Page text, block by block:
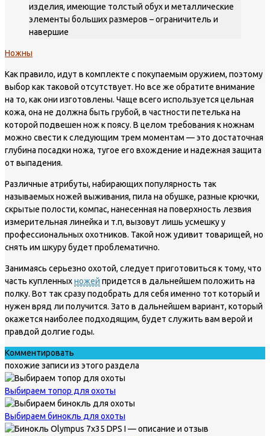
изделия, имеющие толстый обух и металлические
элементы больших размеров – ограничитель и
навершие
Ножны
Как правило, идут в комплекте с покупаемым оружием, поэтому
выбор как таковой отсутствует. Но все же обратите внимание
на то, как они изготовлены. Чаще всего используется цельная
кожа, она не должна быть грубой, в частности петелька на
которой подвешен нож к поясу. В целом требования к ножнам
можно свести к следующим трем моментам — это достаточная
глубина посадки ножа, тугое его вхождение и надежная защита
от выпадения.
Различные атрибуты, набирающих популярность так
называемых ножей выживания, пила на обушке, разные крючки,
скрытые полости, компас, нанесенная на поверхность лезвия
измерительная линейка и т.п, вызовут лишь усмешку у
профессиональных охотников. Такой нож удивит товарищей, но
снять им шкуру будет проблематично.
Занимаясь серьезно охотой, следует приготовиться к тому, что
часть купленныхножей придется в дальнейшем положить на
полку. Вот так сразу подобрать для себя именно тот который и
нужен вряд ли получится. Зато в дальнейшем вариант, который
окажется наиболее подходящим, будет служить вам верой и
правдой долгие годы.
Комментировать
похожие записи из этого раздела
Выбираем топор для охоты
Выбираем бинокль для охоты